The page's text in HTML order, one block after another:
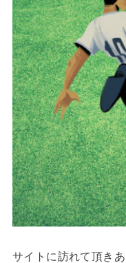
サイトに訪れて頂き